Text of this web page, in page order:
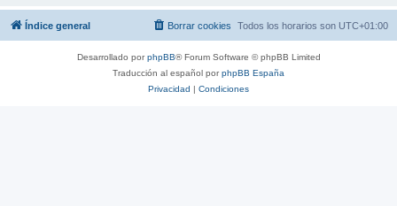
Índice general Todos los horarios son UTC+01:00
Borrar cookies
Desarrollado porphpBB® Forum Software © phpBB Limited
Traducción al español porphpBB España
Privacidad | Condiciones